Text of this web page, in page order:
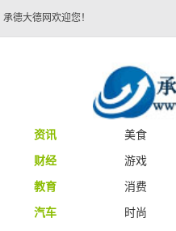
承德大德网欢迎您！
资讯 美食
财经
游戏
教育
消费
汽车
时尚